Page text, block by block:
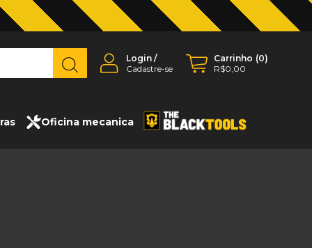
Login/
Cadastre-se
Carrinho (0)
R$0,00
Oficina mecanica